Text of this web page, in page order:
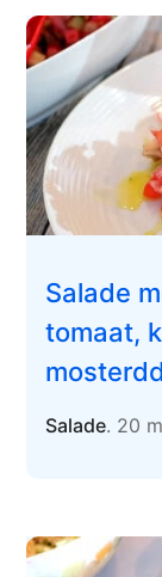
Salade
tomaat,
Salade. 20